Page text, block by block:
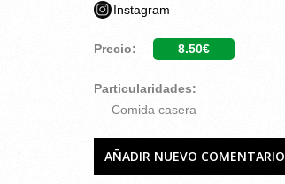
Instagram
Precio: 8.50€
Particularidades:
Comida casera
AÑADIR NUEVO COMENTARIO